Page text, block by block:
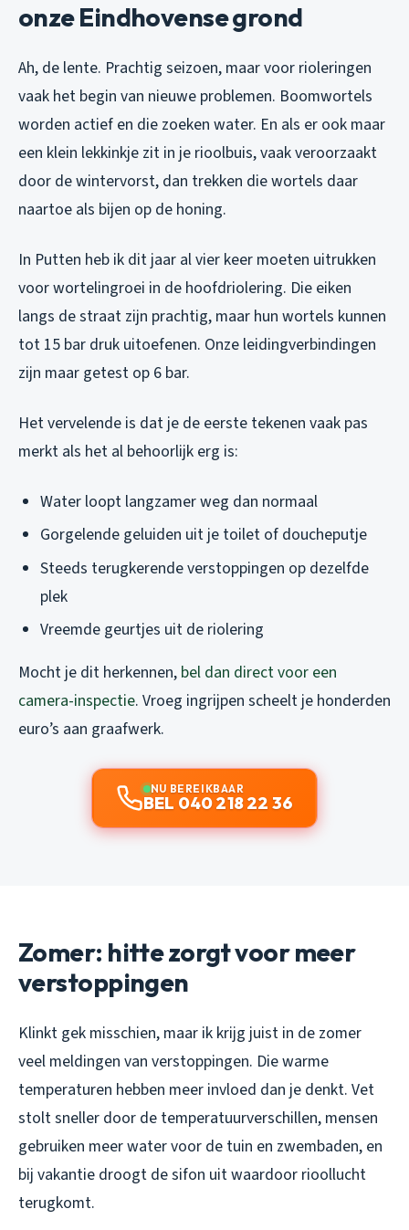
onze Eindhovense grond
Ah, de lente. Prachtig seizoen, maar voor rioleringen
vaak het begin van nieuwe problemen. Boomwortels
worden actief en die zoeken water. En als er ook maar
een klein lekkinkje zit in je rioolbuis, vaak veroorzaakt
door de wintervorst, dan trekken die wortels daar
naartoe als bijen op de honing.
In Putten heb ik dit jaar al vier keer moeten uitrukken
voor wortelingroei in de hoofdriolering. Die eiken
langs de straat zijn prachtig, maar hun wortels kunnen
tot 15 bar druk uitoefenen. Onze leidingverbindingen
zijn maar getest op 6 bar.
Het vervelende is dat je de eerste tekenen vaak pas
merkt als het al behoorlijk erg is:
Water loopt langzamer weg dan normaal
Gorgelende geluiden uit je toilet of doucheputje
Steeds terugkerende verstoppingen op dezelfde
plek
Vreemde geurtjes uit de riolering
Mocht je dit herkennen, bel dan direct voor een
camera-inspectie. Vroeg ingrijpen scheelt je honderden
euro’s aan graafwerk.
NU BEREIKBAAR
BEL 040 218 22 36
Zomer: hitte zorgt voor meer
verstoppingen
Klinkt gek misschien, maar ik krijg juist in de zomer
veel meldingen van verstoppingen. Die warme
temperaturen hebben meer invloed dan je denkt. Vet
stolt sneller door de temperatuurverschillen, mensen
gebruiken meer water voor de tuin en zwembaden, en
bij vakantie droogt de sifon uit waardoor rioollucht
terugkomt.